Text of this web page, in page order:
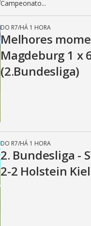
Campeonato...
DO R7/HÁ 1 HORA
Melhores
Magdeburg 1 x
(2.Bundesliga)
DO R7/HÁ 1 HORA
2. Bundesliga -
2-2 Holstein Kiel